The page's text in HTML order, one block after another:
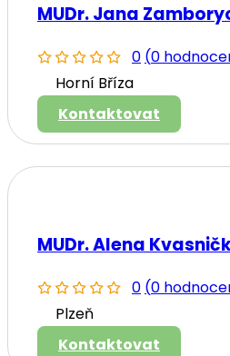
MUDr. Jana
0 (0
Horní Bříza
Kontaktovat
MUDr. Alena
0 (0
Plzeň
Kontaktovat